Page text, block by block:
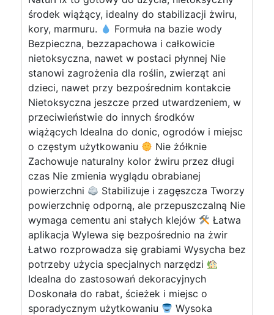
środek wiążący, idealny do stabilizacji żwiru,
kory, marmuru.
Formuła na bazie wody
Bezpieczna, bezzapachowa i całkowicie
nietoksyczna, nawet w postaci płynnej Nie
stanowi zagrożenia dla roślin, zwierząt ani
dzieci, nawet przy bezpośrednim kontakcie
Nietoksyczna jeszcze przed utwardzeniem, w
przeciwieństwie do innych środków
wiążących Idealna do donic, ogrodów i miejsc
o częstym użytkowaniu
Nie żółknie
Zachowuje naturalny kolor żwiru przez długi
czas Nie zmienia wyglądu obrabianej
powierzchni
Stabilizuje i zagęszcza Tworzy
powierzchnię odporną, ale przepuszczalną Nie
wymaga cementu ani stałych klejów
Łatwa
aplikacja Wylewa się bezpośrednio na żwir
Łatwo rozprowadza się grabiami Wysycha bez
potrzeby użycia specjalnych narzędzi
Idealna do zastosowań dekoracyjnych
Doskonała do rabat, ścieżek i miejsc o
sporadycznym użytkowaniu
Wysoka